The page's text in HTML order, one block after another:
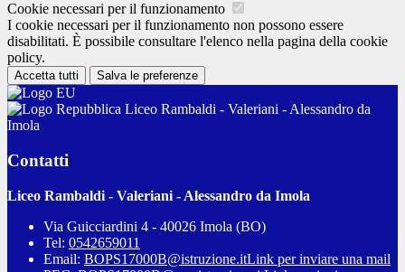
Cookie necessari per il funzionamento
I cookie necessari per il funzionamento non possono essere
disabilitati. È possibile consultare l'elenco nella pagina della cookie
policy.
Accetta tutti Salva le preferenze
Liceo Rambaldi - Valeriani - Alessandro da
Imola
Contatti
Liceo Rambaldi - Valeriani - Alessandro da Imola
Via Guicciardini 4 - 40026 Imola (BO)
Tel: 0542659011
Email: BOPS17000B@istruzione.itLink per inviare una mail